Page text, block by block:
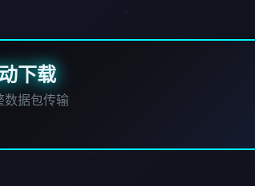
下载
数据包传输